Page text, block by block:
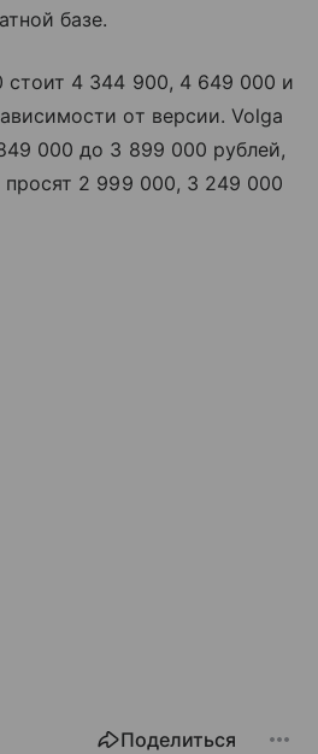
базе.
стоит 4 344 900, 4 649 000 и
от версии. Volga
000 до 3 899 000 рублей,
просят 2 999 000, 3 249 000
Поделиться